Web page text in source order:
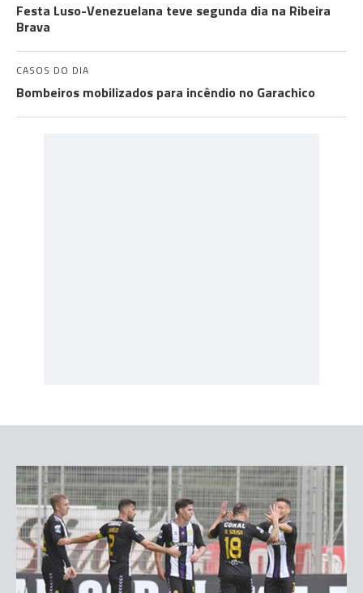
Festa Luso-Venezuelana teve segunda dia na Ribeira
Brava
CASOS DO DIA
Bombeiros mobilizados para incêndio no Garachico